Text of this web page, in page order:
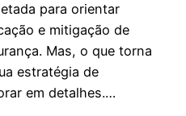
para orientar
e mitigação de
Mas, o que torna
estratégia de
em detalhes.…